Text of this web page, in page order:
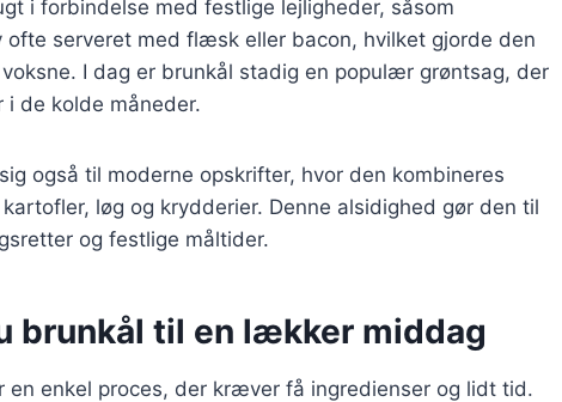
i forbindelse med festlige lejligheder, såsom
ofte serveret med flæsk eller bacon, hvilket gjorde den
I dag er brunkål stadig en populær grøntsag, der
de kolde måneder.
også til moderne opskrifter, hvor den kombineres
løg og krydderier. Denne alsidighed gør den til
og festlige måltider.
brunkål til en lækker middag
en enkel proces, der kræver få ingredienser og lidt tid.